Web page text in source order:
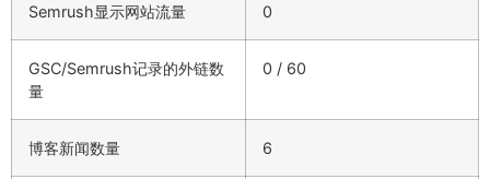
Semrush显示网站流量 0
GSC/Semrush记录的外链数
量
0 / 60
博客新闻数量 6